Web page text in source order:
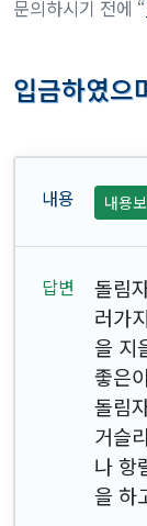
문의하시기 전에 “
입금하였으
내용
돌림
러가
을 지
좋은
돌림
거슬
나 항
을 하